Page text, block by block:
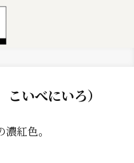
いべにいろ）
紅色。